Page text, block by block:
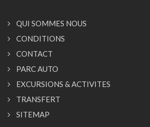
QUI SOMMES NOUS
CONDITIONS
CONTACT
PARC AUTO
EXCURSIONS & ACTIVITES
TRANSFERT
SITEMAP